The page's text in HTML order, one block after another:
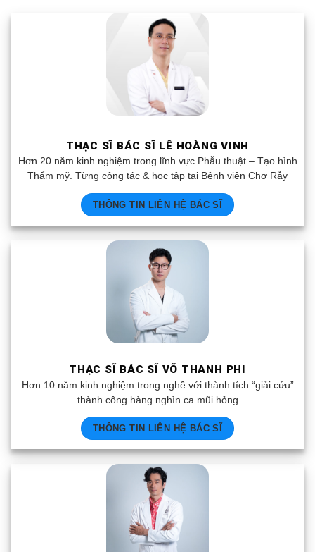
THẠC SĨ BÁC SĨ LÊ HOÀNG VINH
Hơn 20 năm kinh nghiệm trong lĩnh vực Phẫu thuật – Tạo hình
Thẩm mỹ. Từng công tác & học tập tại Bệnh viện Chợ Rẫy
THÔNG TIN LIÊN HỆ BÁC SĨ
THẠC SĨ BÁC SĨ VÕ THANH PHI
Hơn 10 năm kinh nghiệm trong nghề với thành tích “giải cứu”
thành công hàng nghìn ca mũi hỏng
THÔNG TIN LIÊN HỆ BÁC SĨ